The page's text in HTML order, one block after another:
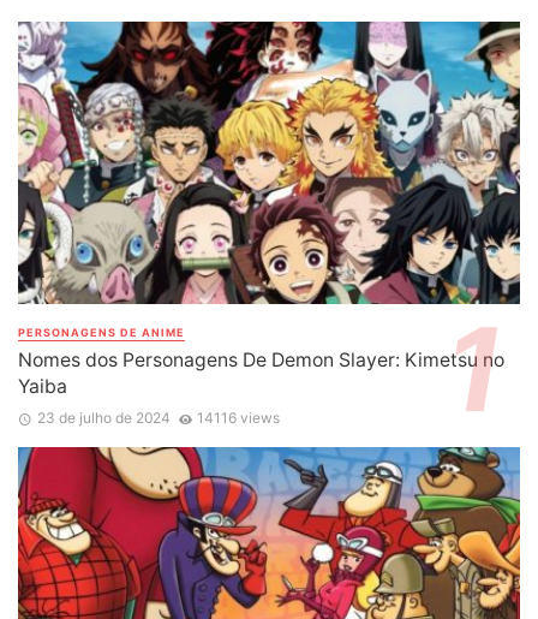
PERSONAGENS DE ANIME
Nomes dos Personagens De Demon Slayer: Kimetsu no
Yaiba
23 de julho de 2024 14116 views